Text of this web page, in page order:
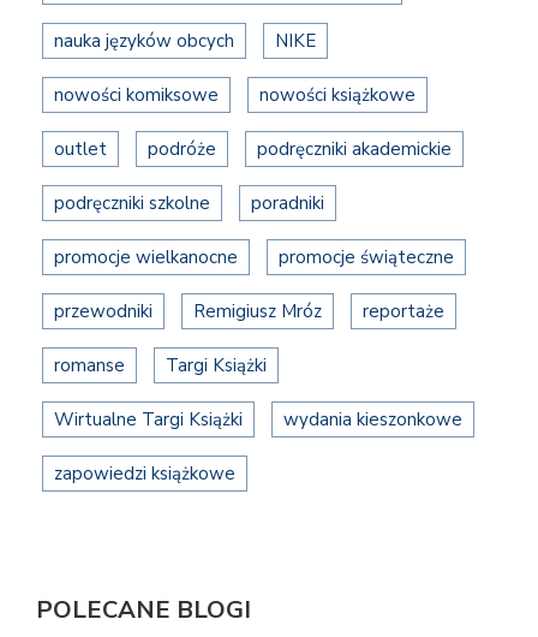
nauka języków obcych NIKE
nowości komiksowe nowości książkowe
outlet podróże podręczniki akademickie
podręczniki szkolne poradniki
promocje wielkanocne promocje świąteczne
przewodniki Remigiusz Mróz reportaże
romanse Targi Książki
Wirtualne Targi Książki wydania kieszonkowe
zapowiedzi książkowe
POLECANE BLOGI